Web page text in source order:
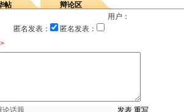
帖
辩论区
用户：
匿名发表：
匿名发表：